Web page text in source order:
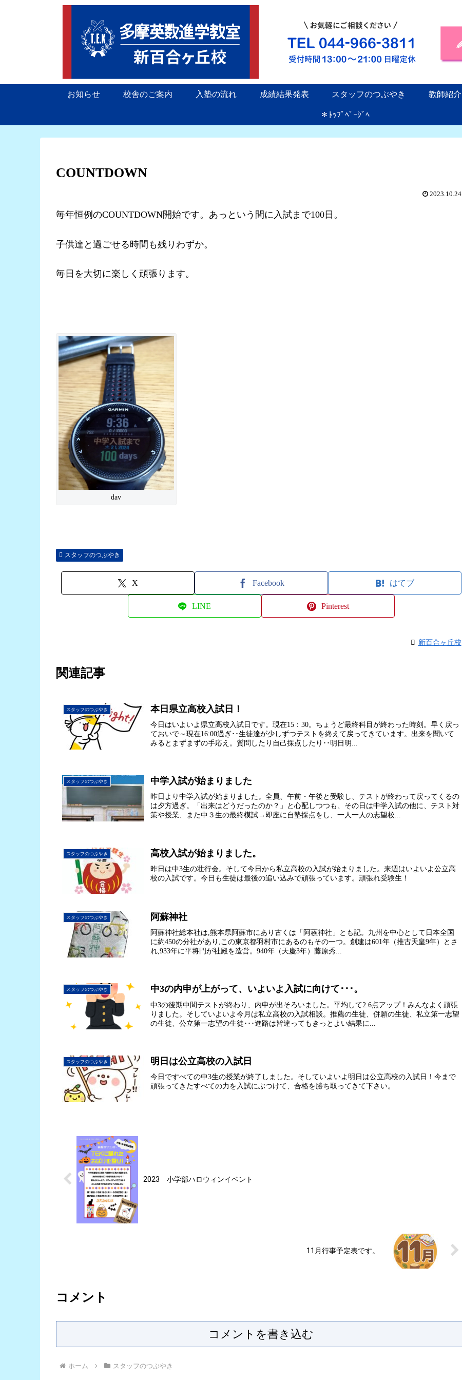
お知らせ 校舎のご案内 入塾の流れ 成績結果発表 スタッフのつぶやき 教師紹介
＊ﾄｯﾌﾟﾍﾟｰｼﾞﾍ
COUNTDOWN
2023.10.24
毎年恒例のCOUNTDOWN開始です。あっという間に入試まで100日。
子供達と過ごせる時間も残りわずか。
毎日を大切に楽しく頑張ります。
dav
スタッフのつぶやき
X Facebook はてブ
LINE Pinterest
新百合ヶ丘校
関連記事
スタッフのつぶやき 本日県立高校入試日！
今日はいよいよ県立高校入試日です。現在15：30。ちょうど最終科目が終わった時刻。早く戻っ
ておいで～現在16:00過ぎ･･生徒達が少しずつテストを終えて戻ってきています。出来を聞いて
みるとまずまずの手応え。質問したり自己採点したり･･明日明...
スタッフのつぶやき 中学入試が始まりました
昨日より中学入試が始まりました。全員、午前・午後と受験し、テストが終わって戻ってくるの
は夕方過ぎ。「出来はどうだったのか？」と心配しつつも、その日は中学入試の他に、テスト対
策や授業、また中３生の最終模試→即座に自塾採点をし、一人一人の志望校...
スタッフのつぶやき 高校入試が始まりました。
昨日は中3生の壮行会。そして今日から私立高校の入試が始まりました。来週はいよいよ公立高
校の入試です。今日も生徒は最後の追い込みで頑張っています。頑張れ受験生！
スタッフのつぶやき 阿蘇神社
阿蘇神社総本社は,熊本県阿蘇市にあり古くは「阿蘓神社」とも記。九州を中心として日本全国
に約450の分社があり,この東京都羽村市にあるのもその一つ。創建は601年（推古天皇9年）とさ
れ,933年に平将門が社殿を造営。940年（天慶3年）藤原秀...
スタッフのつぶやき 中3の内申が上がって、いよいよ入試に向けて･･･。
中3の後期中間テストが終わり、内申が出そろいました。平均して2.6点アップ！みんなよく頑張
りました。そしていよいよ今月は私立高校の入試相談。推薦の生徒、併願の生徒、私立第一志望
の生徒、公立第一志望の生徒･･･進路は皆違ってもきっとよい結果に...
スタッフのつぶやき 明日は公立高校の入試日
今日ですべての中3生の授業が終了しました。そしていよいよ明日は公立高校の入試日！今まで
頑張ってきたすべての力を入試にぶつけて、合格を勝ち取ってきて下さい。
2023 小学部ハロウィンイベント
11月行事予定表です。
コメント
コメントを書き込む
ホーム スタッフのつぶやき